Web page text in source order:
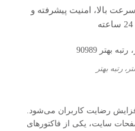
بالا، امنیت پیشرفته و
رتبه بهتر
رضایت کاربران می‌شود.
سایت، یکی از فاکتورهای